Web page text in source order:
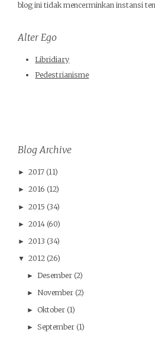
blog ini tidak mencerminkan instansi
Alter Ego
Libridiary
Pedestrianisme
Blog Archive
► 2017 (11)
► 2016 (12)
► 2015 (34)
► 2014 (60)
► 2013 (34)
▼ 2012 (26)
► Desember (2)
► November (2)
► Oktober (1)
► September (1)